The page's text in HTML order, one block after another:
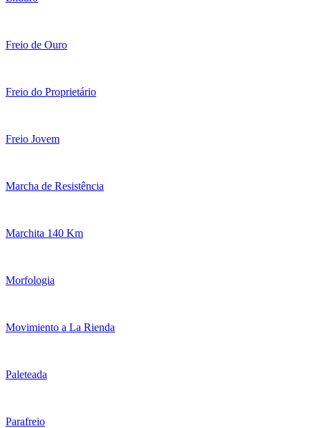
Freio de Ouro
Freio do Proprietário
Freio Jovem
Marcha de Resistência
Marchita 140 Km
Morfologia
Movimiento a La Rienda
Paleteada
Parafreio